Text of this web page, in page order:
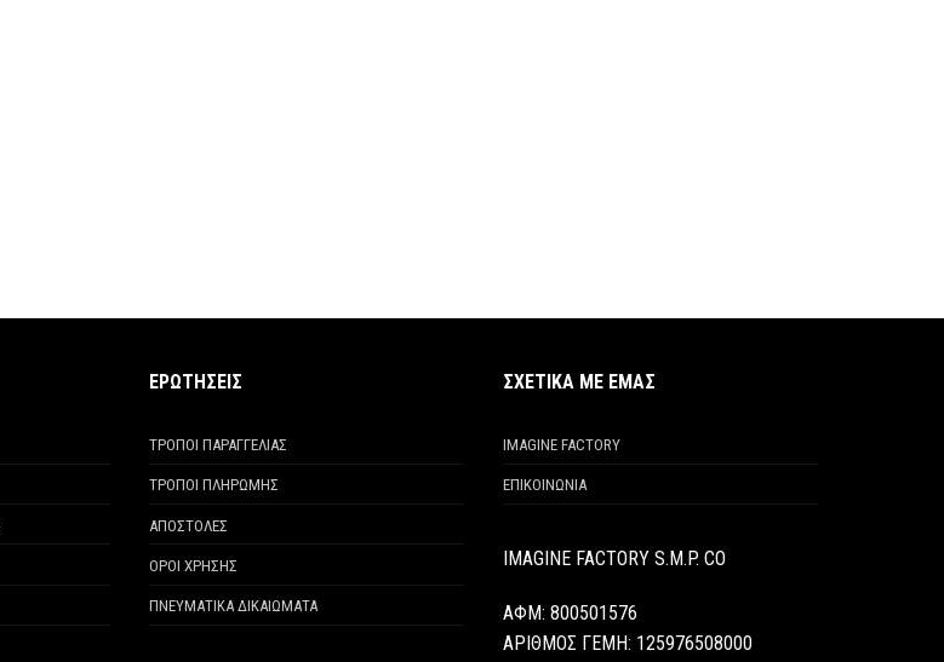
ΕΡΩΤΗΣΕΙΣ
ΤΡΟΠΟΙ ΠΑΡΑΓΓΕΛΙΑΣ
ΤΡΟΠΟΙ ΠΛΗΡΩΜΗΣ
ΑΠΟΣΤΟΛΕΣ
ΟΡΟΙ ΧΡΗΣΗΣ
ΠΝΕΥΜΑΤΙΚΑ ΔΙΚΑΙΩΜΑΤΑ
ΣΧΕΤΙΚΑ ΜΕ ΕΜΑΣ
IMAGINE FACTORY
ΕΠΙΚΟΙΝΩΝΙΑ
IMAGINE FACTORY S.M.P. CO
ΑΦΜ: 800501576
ΑΡΙΘΜΟΣ ΓΕΜΗ: 125976508000